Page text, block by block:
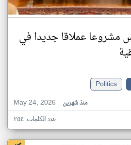
مشروعا عملاقا جديدا في
Politics
May 24, 2026
منذ شهرين
عدد الكلمات: ٢٥٤